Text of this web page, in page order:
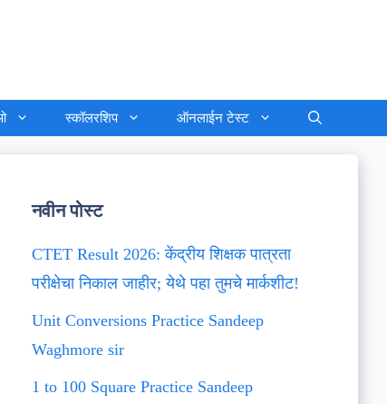
स्कॉलरशिप ऑनलाईन टेस्ट
नवीन पोस्ट
CTET Result 2026: केंद्रीय शिक्षक पात्रता
परीक्षेचा निकाल जाहीर; येथे पहा तुमचे मार्कशीट!
Unit Conversions Practice Sandeep
Waghmore sir
1 to 100 Square Practice Sandeep